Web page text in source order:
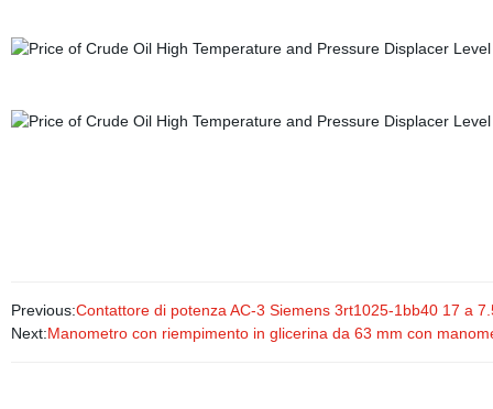
Previous:Contattore di potenza AC-3 Siemens 3rt1025-1bb40 17 a
Next:Manometro con riempimento in glicerina da 63 mm con